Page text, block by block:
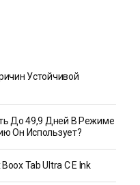
Устойчивой
До 49,9 Дней В Режиме
Он Использует?
Tab Ultra C E Ink